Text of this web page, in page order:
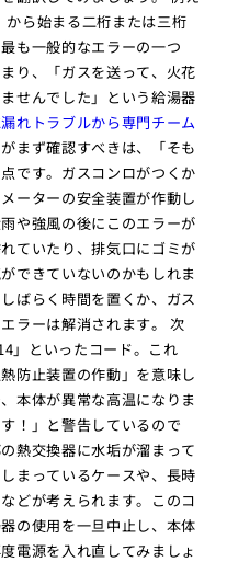
ら始まる二桁または三桁
も一般的なエラーの一つ
り、「ガスを送って、火花
せんでした」という給湯器
れトラブルから専門チーム
まず確認すべきは、「そも
です。ガスコンロがつくか
ーターの安全装置が作動し
や強風の後にこのエラーが
ていたり、排気口にゴミが
できていないのかもしれま
ばらく時間を置くか、ガス
ラーは解消されます。 次
」といったコード。これ
防止装置の作動」を意味し
本体が異常な高温になりま
！」と警告しているので
熱交換器に水垢が溜まって
まっているケースや、長時
どが考えられます。このコ
の使用を一旦中止し、本体
電源を入れ直してみましょ